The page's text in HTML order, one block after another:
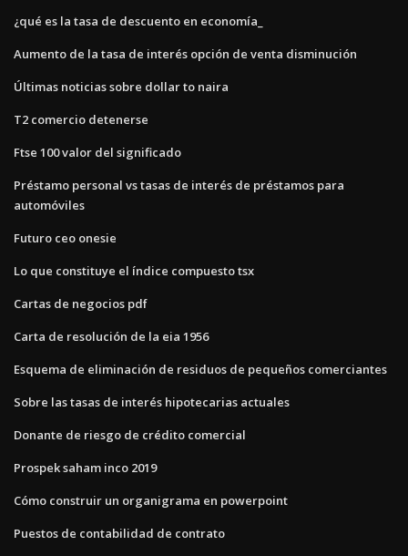
¿qué es la tasa de descuento en economía_
Aumento de la tasa de interés opción de venta disminución
Últimas noticias sobre dollar to naira
T2 comercio detenerse
Ftse 100 valor del significado
Préstamo personal vs tasas de interés de préstamos para
automóviles
Futuro ceo onesie
Lo que constituye el índice compuesto tsx
Cartas de negocios pdf
Carta de resolución de la eia 1956
Esquema de eliminación de residuos de pequeños comerciantes
Sobre las tasas de interés hipotecarias actuales
Donante de riesgo de crédito comercial
Prospek saham inco 2019
Cómo construir un organigrama en powerpoint
Puestos de contabilidad de contrato